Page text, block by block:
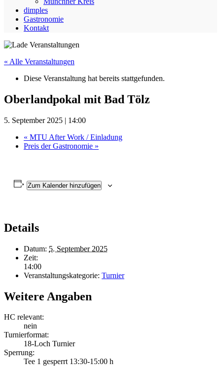
dimples
Gastronomie
Kontakt
« Alle Veranstaltungen
Diese Veranstaltung hat bereits stattgefunden.
Oberlandpokal mit Bad Tölz
5. September 2025 | 14:00
« MTU After Work / Einladung
Preis der Gastronomie »
Zum Kalender hinzufügen
Details
Datum: 5. September 2025
Zeit:
14:00
Veranstaltungskategorie: Turnier
Weitere Angaben
HC relevant:
nein
Turnierformat:
18-Loch Turnier
Sperrung:
Tee 1 gesperrt 13:30-15:00 h